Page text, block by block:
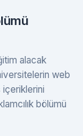
alacak
web
bölümü